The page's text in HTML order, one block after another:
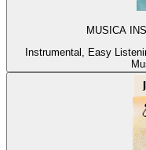
MUSICA
Instrumental, Easy